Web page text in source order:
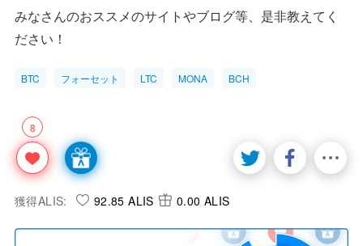
みなさんのおススメのサイトやブログ等、是非教えてく
ださい！
BTC フォーセット LTC MONA BCH
8
獲得ALIS: 92.85 ALIS 0.00 ALIS